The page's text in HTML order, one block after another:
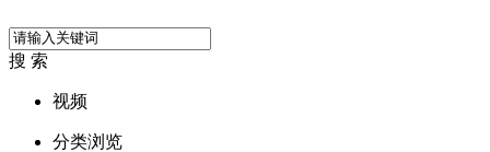
搜 索
视频
分类浏览